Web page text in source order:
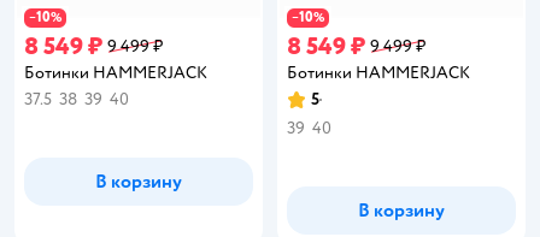
−10%
8 549 ₽ 9 499 ₽
Ботинки HAMMERJACK
37.5 38 39 40
В корзину
−10%
8 549 ₽ 9 499 ₽
Ботинки HAMMERJACK
Рейтинг:
5
39 40
В корзину